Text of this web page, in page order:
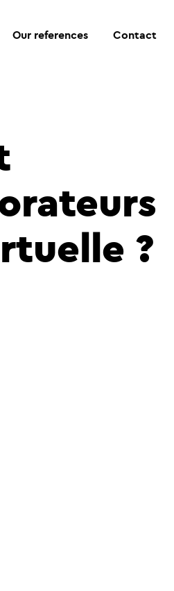
Our references Contact
?